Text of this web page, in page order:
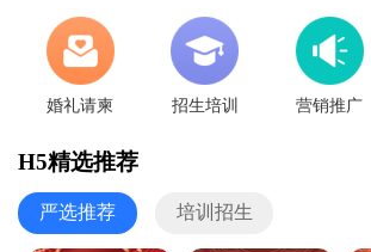
婚礼请柬 招生培训 营销推广
H5精选推荐
严选推荐 培训招生